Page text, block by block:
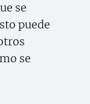
se
puede
se